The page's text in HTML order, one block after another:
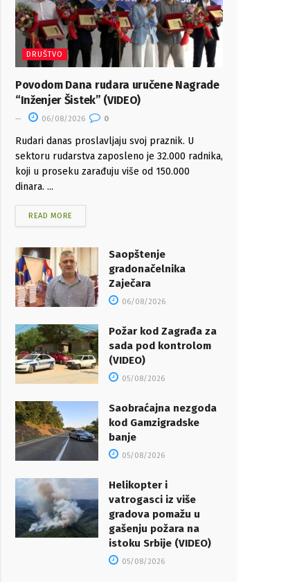
DRUŠTVO
Povodom Dana rudara uručene Nagrade
“Inženjer Šistek” (VIDEO)
06/08/2026 0
Rudari danas proslavljaju svoj praznik. U
sektoru rudarstva zaposleno je 32.000 radnika,
koji u proseku zarađuju više od 150.000
dinara. ...
READ MORE
Saopštenje
gradonačelnika
Zaječara
06/08/2026
Požar kod Zagrađa za
sada pod kontrolom
(VIDEO)
05/08/2026
Saobraćajna nezgoda
kod Gamzigradske
banje
05/08/2026
Helikopter i
vatrogasci iz više
gradova pomažu u
gašenju požara na
istoku Srbije (VIDEO)
05/08/2026